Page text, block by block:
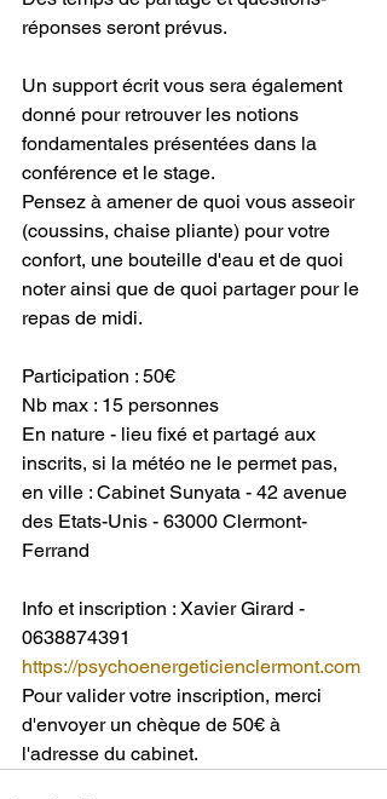
réponses seront prévus.
Un support écrit vous sera également
donné pour retrouver les notions
fondamentales présentées dans la
conférence et le stage.
Pensez à amener de quoi vous asseoir
(coussins, chaise pliante) pour votre
confort, une bouteille d'eau et de quoi
noter ainsi que de quoi partager pour le
repas de midi.
Participation : 50€
Nb max : 15 personnes
En nature - lieu fixé et partagé aux
inscrits, si la météo ne le permet pas,
en ville : Cabinet Sunyata - 42 avenue
des Etats-Unis - 63000 Clermont-
Ferrand
Info et inscription : Xavier Girard -
0638874391
https://psychoenergeticienclermont.com
Pour valider votre inscription, merci
d'envoyer un chèque de 50€ à
l'adresse du cabinet.